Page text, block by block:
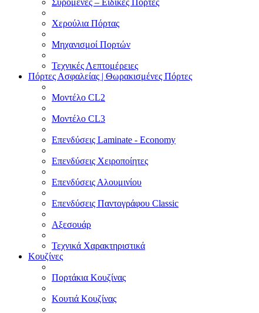
Συρόμενες – Ειδικές Πόρτες
Χερούλια Πόρτας
Μηχανισμοί Πορτών
Τεχνικές Λεπτομέρειες
Πόρτες Ασφαλείας | Θωρακισμένες Πόρτες
Μοντέλο CL2
Μοντέλο CL3
Επενδύσεις Laminate - Economy
Επενδύσεις Χειροποίητες
Επενδύσεις Αλουμινίου
Επενδύσεις Παντογράφου Classic
Αξεσουάρ
Τεχνικά Χαρακτηριστικά
Κουζίνες
Πορτάκια Κουζίνας
Κουτιά Κουζίνας